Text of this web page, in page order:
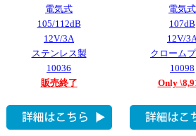
電気式
105/112dB
12V/3A
ステンレス製
10036
販売終了
電気式
107dB
12V/
クローム
10098
Only